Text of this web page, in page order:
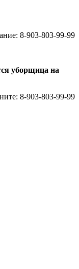
8-903-803-99-99
уборщица на
8-903-803-99-99